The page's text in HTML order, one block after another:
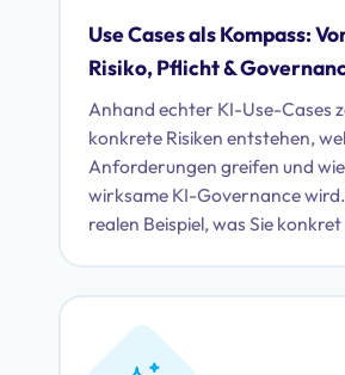
Use Cases als Kompass:
Risiko, Pflicht &
Anhand echter KI-Use-Cases
konkrete Risiken entstehen,
Anforderungen greifen und
wirksame KI-Governance wird.
realen Beispiel, was Sie